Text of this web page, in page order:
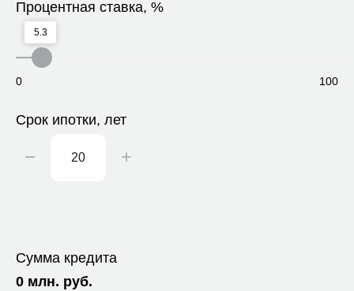
Процентная ставка, %
5.3
0 100
Срок ипотки, лет
Сумма кредита
0 млн. руб.